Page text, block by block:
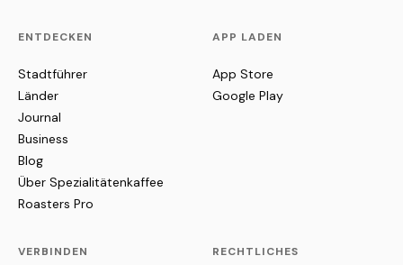
ENTDECKEN
Stadtführer
Länder
Journal
Business
Blog
Über Spezialitätenkaffee
Roasters Pro
APP LADEN
App Store
Google Play
VERBINDEN RECHTLICHES